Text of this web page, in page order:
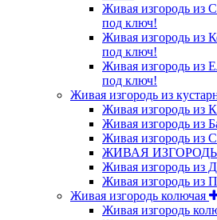
Живая изгородь из
под ключ!
Живая изгородь из
под ключ!
Живая изгородь из
под ключ!
Живая изгородь из
Живая изгородь из
Живая изгородь из
Живая изгородь из
ЖИВАЯ
Живая изгородь из
Живая изгородь из
Живая изгородь колючая
Живая изгородь